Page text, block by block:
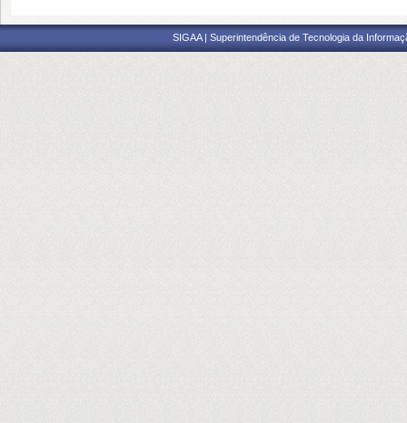
SIGAA | Superintendência de Tecnologia da